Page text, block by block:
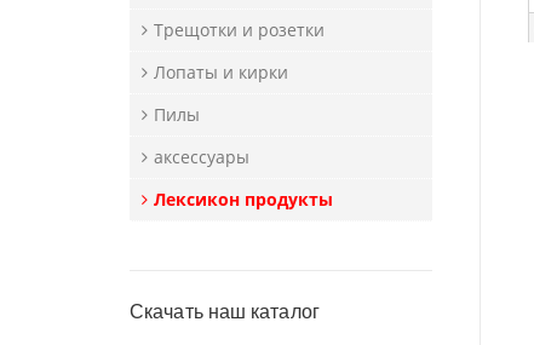
Трещотки и розетки
Лопаты и кирки
Пилы
аксессуары
Лексикон продукты
Скачать наш каталог